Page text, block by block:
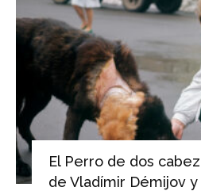
El Perro de dos
de Vladímir Démijov